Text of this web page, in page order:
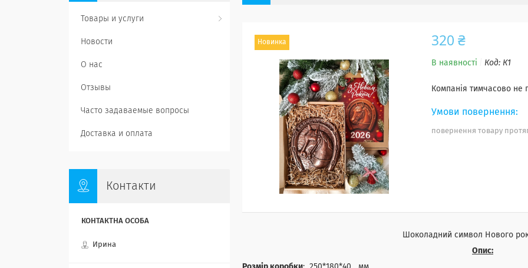
Новинка 320 ₴
В наявності Код: К1
Компанія тимчасово не
повернення товару
Шоколадний символ Нового
Опис:
Товары и услуги
Новости
О нас
Отзывы
Часто задаваемые вопросы
Доставка и оплата
Контакти
Ирина